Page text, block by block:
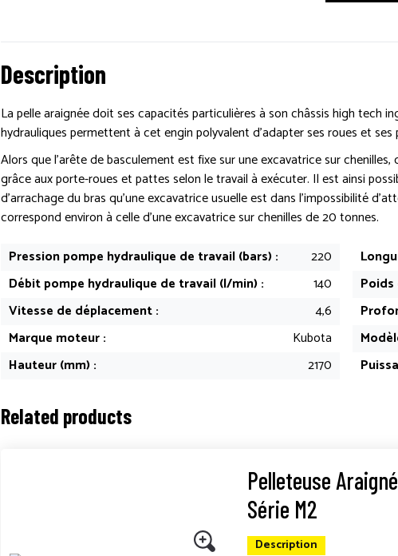
Description
La pelle araignée doit ses capacités particulières à son châssis high tech
hydrauliques permettent à cet engin polyvalent d’adapter ses roues et ses
Alors que l’arête de basculement est fixe sur une excavatrice sur
grâce aux porte-roues et pattes selon le travail à exécuter. Il est ainsi
d’arrachage du bras qu’une excavatrice usuelle est dans l’impossibilité
correspond environ à celle d’une excavatrice sur chenilles de 20 tonnes.
Pression pompe hydraulique de travail (bars) :
220
Débit pompe hydraulique de travail (l/min) :
140
Vitesse de déplacement :
4,6
Marque moteur :
Kubota
Hauteur (mm) :
2170
Poids
Related products
Pelleteuse
Série M2
Description